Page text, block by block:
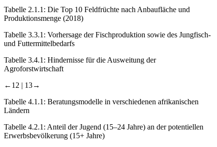
Tabelle 2.1.1: Die Top 10 Feldfrüchte nach Anbaufläche und
Produktionsmenge (2018)
Tabelle 3.3.1: Vorhersage der Fischproduktion sowie des Jungfisch-
und Futtermittelbedarfs
Tabelle 3.4.1: Hindernisse für die Ausweitung der
Agroforstwirtschaft
←12 | 13→
Tabelle 4.1.1: Beratungsmodelle in verschiedenen afrikanischen
Ländern
Tabelle 4.2.1: Anteil der Jugend (15–24 Jahre) an der potentiellen
Erwerbsbevölkerung (15+ Jahre)